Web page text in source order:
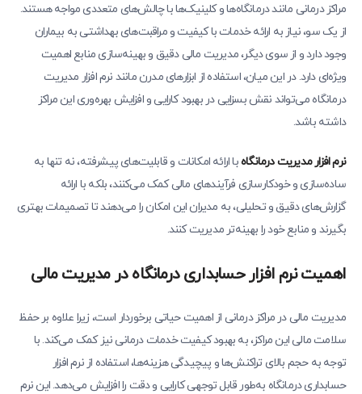
مراکز درمانی مانند درمانگاه‌ها و کلینیک‌ها با چالش‌های متعددی مواجه هستند.
از یک سو، نیاز به ارائه خدمات با کیفیت و مراقبت‌های بهداشتی به بیماران
وجود دارد و از سوی دیگر، مدیریت مالی دقیق و بهینه‌سازی منابع اهمیت
ویژه‌ای دارد. در این میان، استفاده از ابزارهای مدرن مانند نرم افزار مدیریت
درمانگاه می‌تواند نقش بسزایی در بهبود کارایی و افزایش بهره‌وری این مراکز
داشته باشد.
نرم افزار مدیریت درمانگاهبا ارائه امکانات و قابلیت‌های پیشرفته، نه تنها به
ساده‌سازی و خودکارسازی فرآیندهای مالی کمک می‌کنند، بلکه با ارائه
گزارش‌های دقیق و تحلیلی، به مدیران این امکان را می‌دهند تا تصمیمات بهتری
بگیرند و منابع خود را بهینه‌تر مدیریت کنند.
اهمیت نرم افزار حسابداری درمانگاه در مدیریت مالی
مدیریت مالی در مراکز درمانی از اهمیت حیاتی برخوردار است، زیرا علاوه بر حفظ
سلامت مالی این مراکز، به بهبود کیفیت خدمات درمانی نیز کمک می‌کند. با
توجه به حجم بالای تراکنش‌ها و پیچیدگی هزینه‌ها، استفاده از نرم افزار
حسابداری درمانگاه به‌طور قابل توجهی کارایی و دقت را افزایش می‌دهد. این نرم